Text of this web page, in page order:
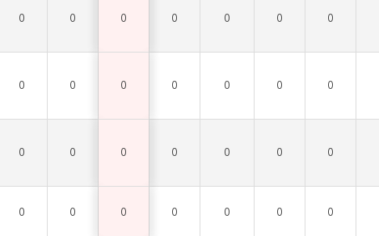
0 0 0 0 0 0 0
0 0 0 0 0 0 0
0 0 0 0 0 0 0
0 0 0 0 0 0 0